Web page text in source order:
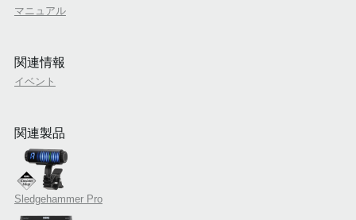
マニュアル
関連情報
イベント
関連製品
Sledgehammer Pro